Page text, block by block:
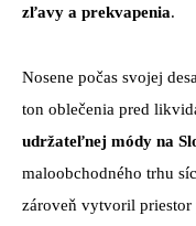
zľavy a prekvapenia.
Nosene počas svojej
ton oblečenia pred
udržateľnej módy na
maloobchodného trhu
zároveň vytvoril